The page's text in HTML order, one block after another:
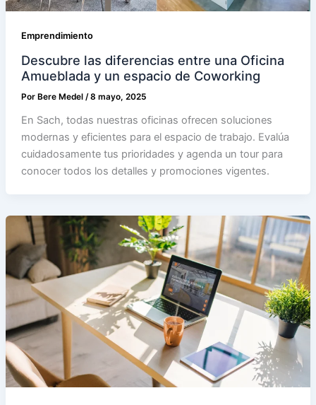
Emprendimiento
Descubre las diferencias entre una Oficina
Amueblada y un espacio de Coworking
Por Bere Medel /8 mayo, 2025
En Sach, todas nuestras oficinas ofrecen soluciones
modernas y eficientes para el espacio de trabajo. Evalúa
cuidadosamente tus prioridades y agenda un tour para
conocer todos los detalles y promociones vigentes.